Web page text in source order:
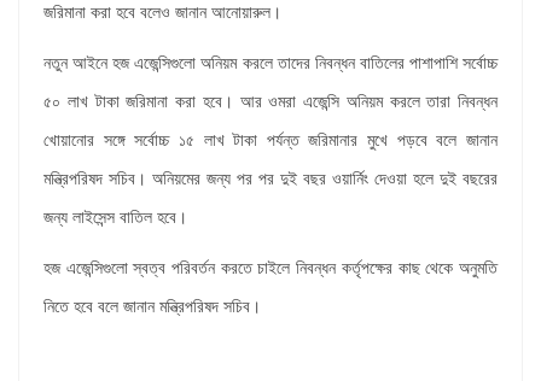
জরিমানা করা হবে বলেও জানান আনোয়ারুল।
নতুন আইনে হজ এজেন্সিগুলো অনিয়ম করলে তাদের নিবন্ধন বাতিলের পাশাপাশি সর্বোচ্চ
৫০ লাখ টাকা জরিমানা করা হবে। আর ওমরা এজেন্সি অনিয়ম করলে তারা নিবন্ধন
খোয়ানোর সঙ্গে সর্বোচ্চ ১৫ লাখ টাকা পর্যন্ত জরিমানার মুখে পড়বে বলে জানান
মন্ত্রিপরিষদ সচিব। অনিয়মের জন্য পর পর দুই বছর ওয়ার্নিং দেওয়া হলে দুই বছরের
জন্য লাইসেন্স বাতিল হবে।
হজ এজেন্সিগুলো স্বত্ব পরিবর্তন করতে চাইলে নিবন্ধন কর্তৃপক্ষের কাছ থেকে অনুমতি
নিতে হবে বলে জানান মন্ত্রিপরিষদ সচিব।